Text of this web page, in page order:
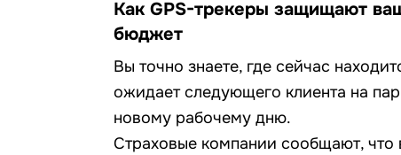
Как GPS-трекеры защищают
бюджет
Вы точно знаете, где сейчас
ожидает следующего клиента на
новому рабочему дню.
Страховые компании сообщают, что